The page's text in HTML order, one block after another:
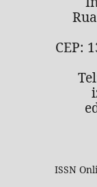
CEP:
ISSN